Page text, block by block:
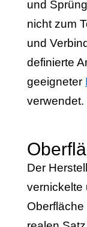
und
nicht zum
und
definierte
geeigneter
verwendet.
Der
vernickelte